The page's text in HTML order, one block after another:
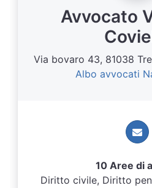
Avvocato
Via bovaro 43, 81038
Albo avvocati
10 Aree di
Diritto civile, Diritto